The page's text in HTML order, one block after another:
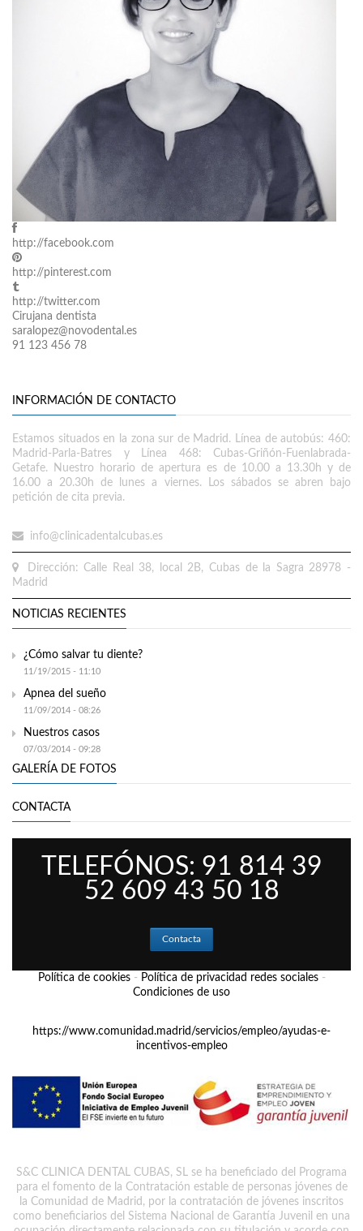
http://facebook.com
http://pinterest.com
http://twitter.com
Cirujana dentista
saralopez@novodental.es
91 123 456 78
INFORMACIÓN DE CONTACTO
Estamos situados en la zona sur de Madrid. Línea de autobús: 460:
Madrid-Parla-Batres y Línea 468: Cubas-Griñón-Fuenlabrada-
Getafe. Nuestro horario de apertura es de 10.00 a 13.30h y de
16.00 a 20.30h de lunes a viernes. Los sábados se abren bajo
petición de cita previa.
info@clinicadentalcubas.es
Dirección: Calle Real 38, local 2B, Cubas de la Sagra 28978 -
Madrid
NOTICIAS RECIENTES
¿Cómo salvar tu diente?
11/19/2015 - 11:10
Apnea del sueño
11/09/2014 - 08:26
Nuestros casos
07/03/2014 - 09:28
GALERÍA DE FOTOS
CONTACTA
TELEFÓNOS: 91 814 39
52 609 43 50 18
Contacta
Política de cookies- Política de privacidad redes sociales-
Condiciones de uso
https://www.comunidad.madrid/servicios/empleo/ayudas-e-
incentivos-empleo
S&C CLINICA DENTAL CUBAS, SL se ha beneficiado del Programa
para el fomento de la Contratación estable de personas jóvenes de
la Comunidad de Madrid, por la contratación de jóvenes inscritos
como beneficiarios del Sistema Nacional de Garantía Juvenil en una